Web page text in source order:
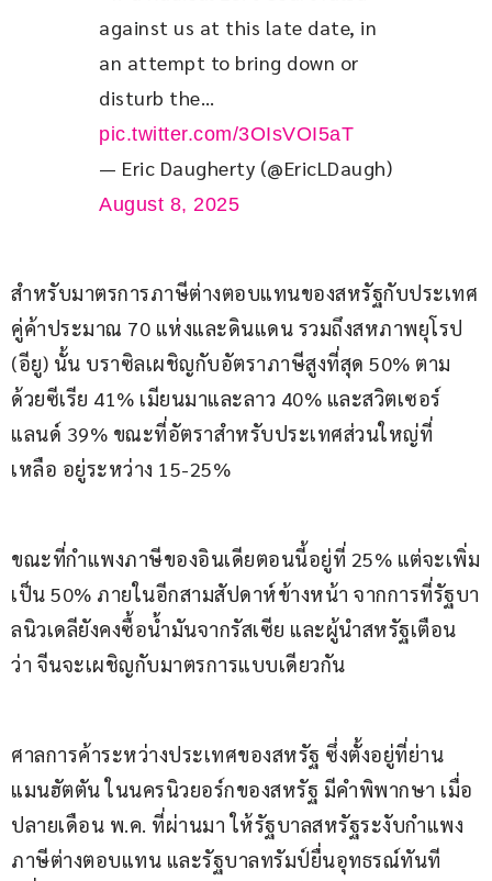
against us at this late date, in
an attempt to bring down or
disturb the…
pic.twitter.com/3OIsVOI5aT
— Eric Daugherty (@EricLDaugh)
August 8, 2025
สำหรับมาตรการภาษีต่างตอบแทนของสหรัฐกับประเทศ
คู่ค้าประมาณ 70 แห่งและดินแดน รวมถึงสหภาพยุโรป
(อียู) นั้น บราซิลเผชิญกับอัตราภาษีสูงที่สุด 50% ตาม
ด้วยซีเรีย 41% เมียนมาและลาว 40% และสวิตเซอร์
แลนด์ 39% ขณะที่อัตราสำหรับประเทศส่วนใหญ่ที่
เหลือ อยู่ระหว่าง 15-25%
ขณะที่กำแพงภาษีของอินเดียตอนนี้อยู่ที่ 25% แต่จะเพิ่ม
เป็น 50% ภายในอีกสามสัปดาห์ข้างหน้า จากการที่รัฐบา
ลนิวเดลียังคงซื้อน้ำมันจากรัสเซีย และผู้นำสหรัฐเตือน
ว่า จีนจะเผชิญกับมาตรการแบบเดียวกัน
ศาลการค้าระหว่างประเทศของสหรัฐ ซึ่งตั้งอยู่ที่ย่าน
แมนฮัตตัน ในนครนิวยอร์กของสหรัฐ มีคำพิพากษา เมื่อ
ปลายเดือน พ.ค. ที่ผ่านมา ให้รัฐบาลสหรัฐระงับกำแพง
ภาษีต่างตอบแทน และรัฐบาลทรัมป์ยื่นอุทธรณ์ทันที